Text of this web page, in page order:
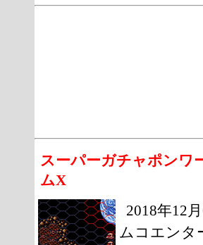
スーパーガチャポンワ
ムX
2018年12
ムコエンタ